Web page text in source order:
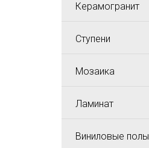
Керамогранит
Ступени
Мозаика
Ламинат
Виниловые полы